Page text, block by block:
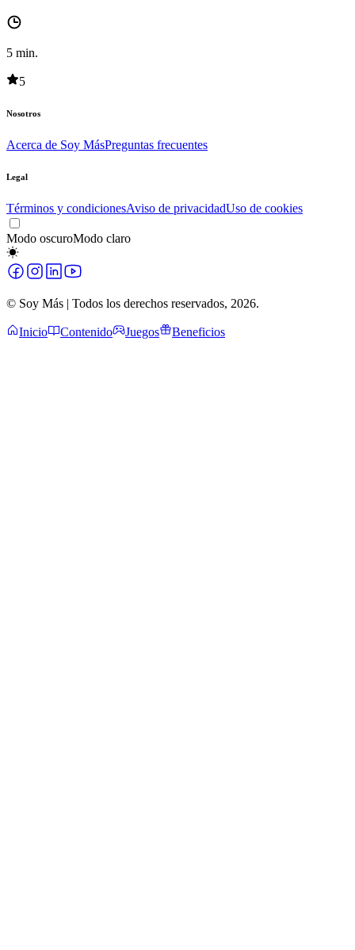
5 min.
5
Nosotros
Acerca de Soy MásPreguntas frecuentes
Legal
Términos y condicionesAviso de privacidadUso de cookies
Modo oscuroModo claro
© Soy Más | Todos los derechos reservados, 2026.
Inicio Contenido Juegos Beneficios